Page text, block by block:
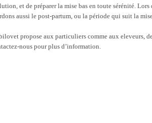
et de préparer la mise bas en toute sérénité.
aussi le post-partum, ou la période qui suit la mise
propose aux particuliers comme aux eleveurs,
nous pour plus d’information.